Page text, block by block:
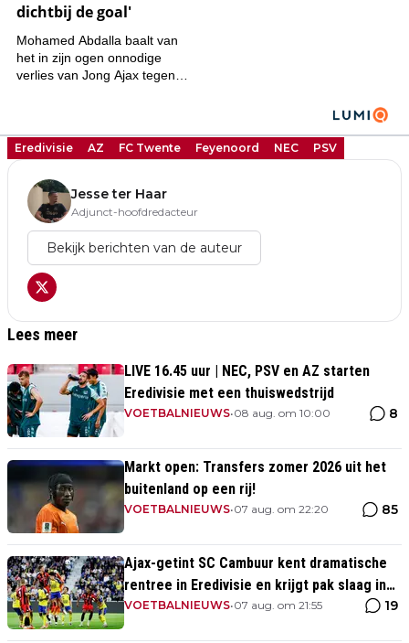
Eredivisie AZ FC Twente Feyenoord NEC PSV
Jesse ter Haar
Adjunct-hoofdredacteur
Bekijk berichten van de auteur
Lees meer
LIVE 16.45 uur | NEC, PSV en AZ starten
Eredivisie met een thuiswedstrijd
VOETBALNIEUWS•08 aug. om 10:00 8
Markt open: Transfers zomer 2026 uit het
buitenland op een rij!
VOETBALNIEUWS•07 aug. om 22:20 85
Ajax-getint SC Cambuur kent dramatische
rentree in Eredivisie en krijgt pak slaag in
eigen huis
VOETBALNIEUWS•07 aug. om 21:55 19